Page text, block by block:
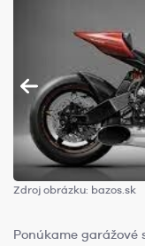
Zdroj obrázku: bazos.sk
Ponúkame